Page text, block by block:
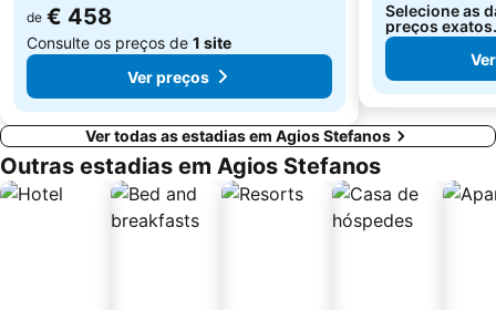
de € 458
Consulte os preços de 1 site
Ver preços
Selecione as
preços exatos.
Ver todas as estadias em Agios Stefanos
Outras estadias em Agios Stefanos